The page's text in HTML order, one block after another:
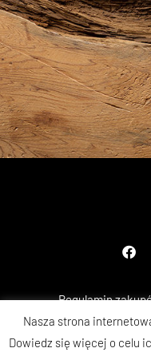
Regulamin
Metody płatności
Nasza strona
Dowiedz się więcej o celu